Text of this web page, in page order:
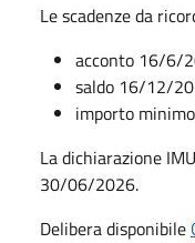
Le scadenze da
acconto 16/6/
saldo 16/12/
importo
La dichiarazione
30/06/2026.
Delibera disponibile